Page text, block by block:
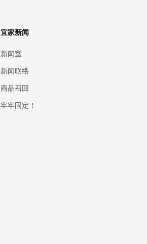
宜家新闻
新闻室
新闻联络
商品召回
牢牢固定！